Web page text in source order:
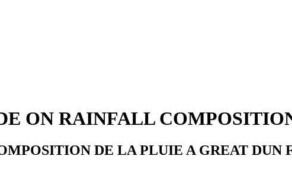
ON RAINFALL
DE LA PLUIE A GREAT DUN